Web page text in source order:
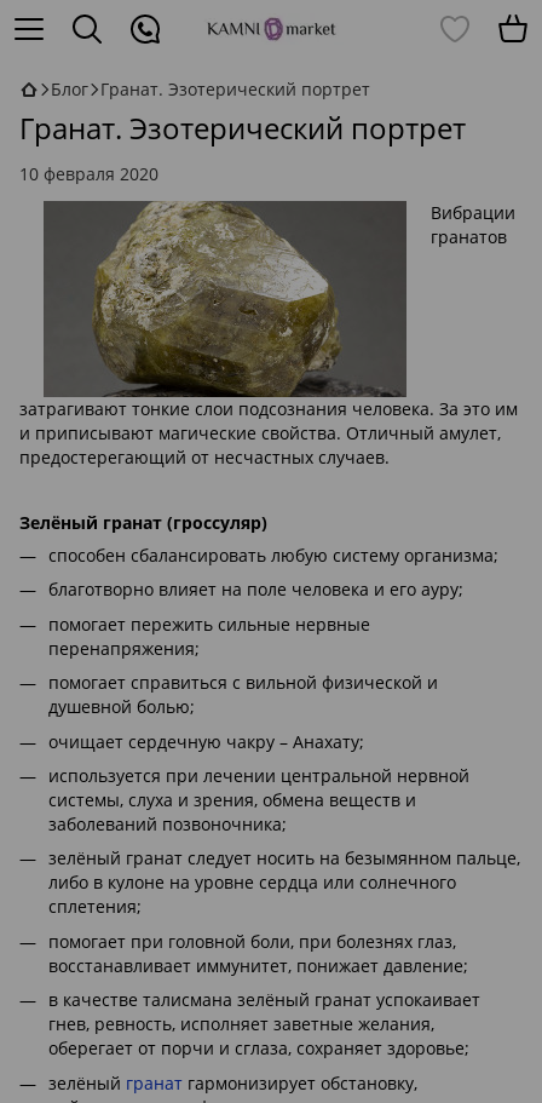
Блог Гранат. Эзотерический портрет
Гранат. Эзотерический портрет
10 февраля 2020
Вибрации
гранатов
затрагивают тонкие слои подсознания человека. За это им
и приписывают магические свойства. Отличный амулет,
предостерегающий от несчастных случаев.
Зелёный гранат (гроссуляр)
способен сбалансировать любую систему организма;
благотворно влияет на поле человека и его ауру;
помогает пережить сильные нервные
перенапряжения;
помогает справиться с вильной физической и
душевной болью;
очищает сердечную чакру – Анахату;
используется при лечении центральной нервной
системы, слуха и зрения, обмена веществ и
заболеваний позвоночника;
зелёный гранат следует носить на безымянном пальце,
либо в кулоне на уровне сердца или солнечного
сплетения;
помогает при головной боли, при болезнях глаз,
восстанавливает иммунитет, понижает давление;
в качестве талисмана зелёный гранат успокаивает
гнев, ревность, исполняет заветные желания,
оберегает от порчи и сглаза, сохраняет здоровье;
зелёный гранат гармонизирует обстановку,